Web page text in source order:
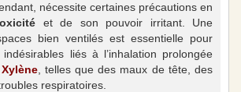
nécessite certaines précautions en
et de son pouvoir irritant. Une
bien ventilés est essentielle pour
liés à l’inhalation prolongée
Xylène, telles que des maux de tête, des
respiratoires.